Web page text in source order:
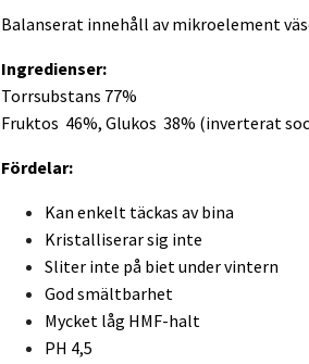
Balanserat innehåll av mikroelement
Ingredienser:
Torrsubstans 77%
Fruktos 46%, Glukos 38% (inverterat
Fördelar:
Kan enkelt täckas av bina
Kristalliserar sig inte
Sliter inte på biet under vintern
God smältbarhet
Mycket låg HMF-halt
PH 4,5